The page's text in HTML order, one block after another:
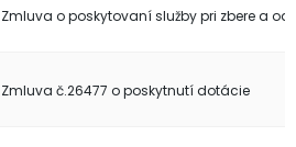
Zmluva o poskytovaní služby pri zbere a
Zmluva č.26477 o poskytnutí dotácie